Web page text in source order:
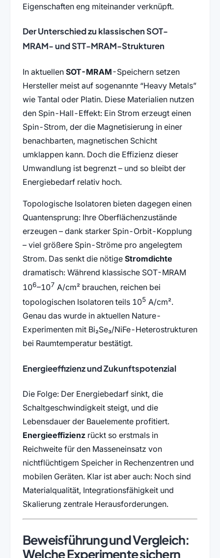
Eigenschaften eng miteinander verknüpft.
Der Unterschied zu klassischen SOT-
MRAM- und STT-MRAM-Strukturen
In aktuellen SOT-MRAM-Speichern setzen
Hersteller meist auf sogenannte “Heavy Metals”
wie Tantal oder Platin. Diese Materialien nutzen
den Spin-Hall-Effekt: Ein Strom erzeugt einen
Spin-Strom, der die Magnetisierung in einer
benachbarten, magnetischen Schicht
umklappen kann. Doch die Effizienz dieser
Umwandlung ist begrenzt – und so bleibt der
Energiebedarf relativ hoch.
Topologische Isolatoren bieten dagegen einen
Quantensprung: Ihre Oberflächenzustände
erzeugen – dank starker Spin-Orbit-Kopplung
– viel größere Spin-Ströme pro angelegtem
Strom. Das senkt die nötige Stromdichte
dramatisch: Während klassische SOT-MRAM
106–107 A/cm² brauchen, reichen bei
topologischen Isolatoren teils 105 A/cm².
Genau das wurde in aktuellen Nature-
Experimenten mit Bi₂Se₃/NiFe-Heterostrukturen
bei Raumtemperatur bestätigt.
Energieeffizienz und Zukunftspotenzial
Die Folge: Der Energiebedarf sinkt, die
Schaltgeschwindigkeit steigt, und die
Lebensdauer der Bauelemente profitiert.
Energieeffizienzrückt so erstmals in
Reichweite für den Masseneinsatz von
nichtflüchtigem Speicher in Rechenzentren und
mobilen Geräten. Klar ist aber auch: Noch sind
Materialqualität, Integrationsfähigkeit und
Skalierung zentrale Herausforderungen.
Beweisführung und Vergleich:
Welche Experimente sichern